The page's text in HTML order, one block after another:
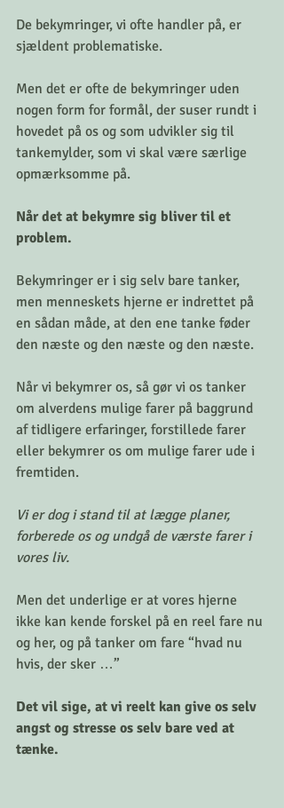
De bekymringer, vi ofte handler på, er
sjældent problematiske.
Men det er ofte de bekymringer uden
nogen form for formål, der suser rundt i
hovedet på os og som udvikler sig til
tankemylder, som vi skal være særlige
opmærksomme på.
Når det at bekymre sig bliver til et
problem.
Bekymringer er i sig selv bare tanker,
men menneskets hjerne er indrettet på
en sådan måde, at den ene tanke føder
den næste og den næste og den næste.
Når vi bekymrer os, så gør vi os tanker
om alverdens mulige farer på baggrund
af tidligere erfaringer, forstillede farer
eller bekymrer os om mulige farer ude i
fremtiden.
Vi er dog i stand til at lægge planer,
forberede os og undgå de værste farer i
vores liv.
Men det underlige er at vores hjerne
ikke kan kende forskel på en reel fare nu
og her, og på tanker om fare “hvad nu
hvis, der sker …”
Det vil sige, at vi reelt kan give os selv
angst og stresse os selv bare ved at
tænke.